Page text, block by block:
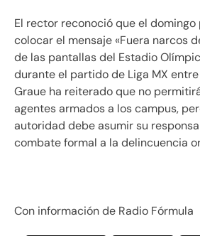
El rector reconoció que el
colocar el mensaje «Fuera narcos
de las pantallas del Estadio
durante el partido de Liga MX entre
Graue ha reiterado que no
agentes armados a los campus,
autoridad debe asumir su
combate formal a la delincuencia
Con información de Radio Fórmula